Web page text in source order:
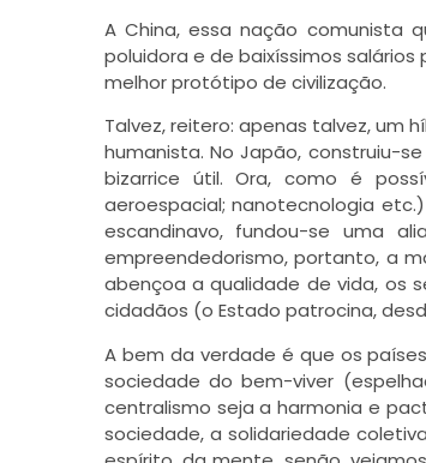
A China, essa nação comunista
poluidora e de baixíssimos
melhor protótipo de civilização.
Talvez, reitero: apenas talvez, um
humanista. No Japão, construiu-
bizarrice útil. Ora, como é
aeroespacial; nanotecnologia
escandinavo, fundou-se uma
empreendedorismo, portanto, a
abençoa a qualidade de vida, os
cidadãos (o Estado patrocina,
A bem da verdade é que os
sociedade do bem-viver
centralismo seja a harmonia e
sociedade, a solidariedade